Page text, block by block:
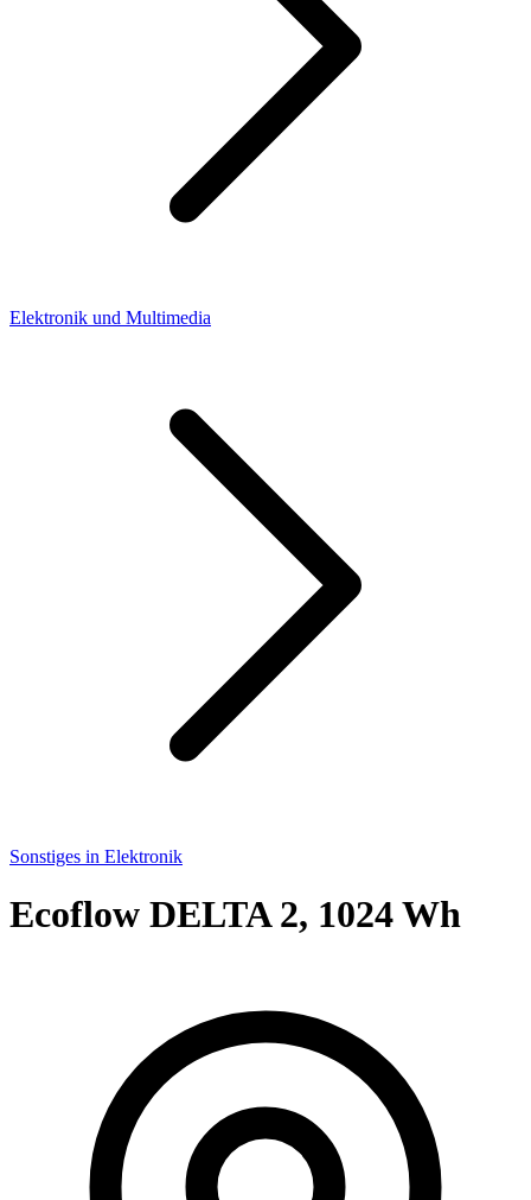
Elektronik und Multimedia
Sonstiges in Elektronik
Ecoflow DELTA 2, 1024 Wh